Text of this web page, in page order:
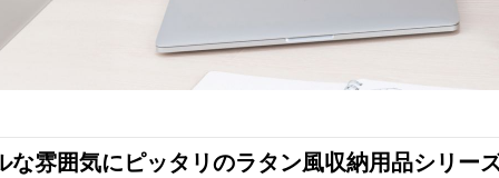
な雰囲気にピッタリのラタン風収納用品シリー